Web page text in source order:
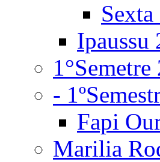
Ipaussu
1°Semetre
-
Fapi
Marilia